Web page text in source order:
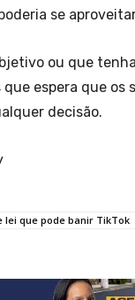
se
ou que
espera que os
decisão.
lei que pode banir TikTok